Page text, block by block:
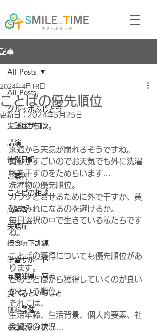
記事
All Posts
グルッポふじとう
失語症サロン
講演
徒然日記
ご案内
ことばの相談
高齢者
失語症
摂食嚥下訓練
学習サポート
＃愛知県一宮市
食べるということ
無料開催
ボランティア
All Posts
ことばの優先順位
2024年4月18日
更新日： 2024年5月25日
こんにちは。
来週から天気が崩れるそうですね。
黄砂がすごいのでお天気でも外に洗濯
物を干すのをためらいます…
洗濯物の優先順位。
カラッとさせるために外で干すか、黄
砂まみれになるのを避けるか。
毎日選択の中で生きている私たちです
ね。
ことばの獲得についても優先順位があ
ります。
どのことばから獲得していくのが良い
かという順位。
それには、
生活年齢、生活背景、個人的要素、社
会資源の状況…